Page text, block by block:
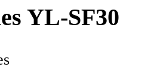
YL-SF30